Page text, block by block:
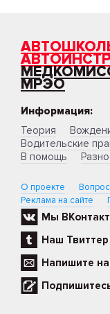
МРЭО
Информация:
Теория
Водительские
В помощь
О проекте
Реклама на сайте
Мы
Наш Твиттер
Напишите